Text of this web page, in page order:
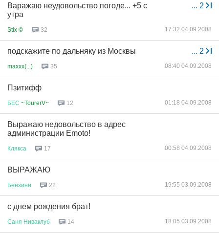
... 2
Варажаю неудовольство погоде... +5 с
утра
Stix © 32 17:32 04.09.2008
... 2
подскажите по дальняку из Москвы
maxxx(...) 35 08:40 04.09.2008
Пзитифф
БЕС ~TourerV~ 12 01:18 04.09.2008
Выражаю недовольство в адрес
администрации Emoto!
Клякса 17 00:58 04.09.2008
ВЫРАЖАЮ
Бензини 22 19:55 03.09.2008
с днем рождения брат!
Саня Ниваклуб 14 18:05 03.09.2008